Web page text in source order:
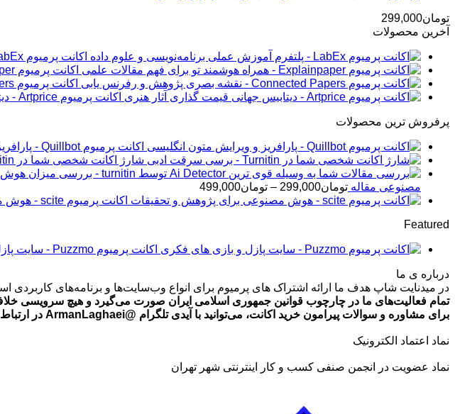
تومان299,000
آخرین محصولات
اکانت پرمیوم LabEx - پلتفرم آموزش عملی برنامه‌نویسی و علوم داده
اکانت پرمیوم Explainpaper - همراه هوشمند تو برای فهم مقالات علمی
اکانت پرمیوم Connected Papers - نقشه بصری پژوهش و رفرنس یابی
اکانت پرمیوم Artprice - دیتابیس جهانی قیمت ‌گذاری آثار هنری
پرفروش ترین محصولات
اکانت پرمیوم Quillbot - پارافریز و ویرایش متون انگلیسی
شارژ اکانت شخصی شما در Turnitin - برسی سرقت ادبی
مصنوعی مقاله تومان299,000
– تومان499,000محدوده
قیمت:
اکانت پرمیوم scite - هوش مصنوعی برای پژوهش و تحقیقات
Featured
اکانت پرمیوم Puzzmo - سایت پازل و بازی های فکری
درباره ی ما
در میدنایت شاپ هدف ما ارائه اشتراک های پرمیوم برای انواع وب‌سایت‌ها و برنامه‌های کاربردی
تمام فعالیت‌های ما در چارچوب قوانین جمهوری اسلامی ایران صورت می‌گیرد و هیچ سرویسی
برای مشاوره و سوالات پیرامون خرید اکانت، می‌توانید با آیدی تلگرام @ArmanLaghaei در ارتباط باشید.
نماد اعتماد الکترونیک
نماد عضویت در انجمن صنفی کسب و کار اینترنتی شهر تهران